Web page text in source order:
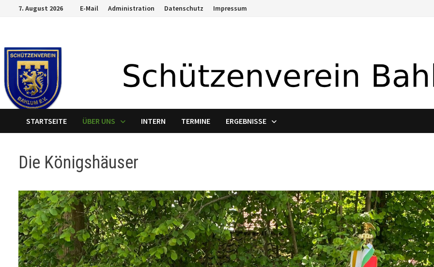
7. August 2026 E-Mail Administration Datenschutz Impressum
STARTSEITE ÜBER UNS INTERN TERMINE ERGEBNISSE
Die Königshäuser